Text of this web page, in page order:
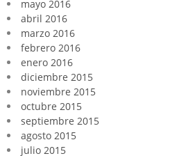
mayo 2016
abril 2016
marzo 2016
febrero 2016
enero 2016
diciembre 2015
noviembre 2015
octubre 2015
septiembre 2015
agosto 2015
julio 2015